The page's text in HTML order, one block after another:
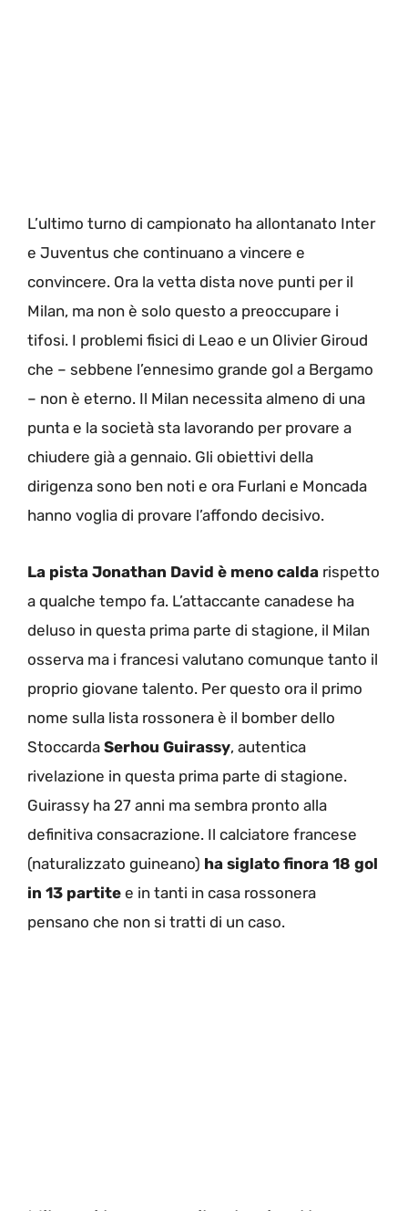
L’ultimo turno di campionato ha allontanato Inter
e Juventus che continuano a vincere e
convincere. Ora la vetta dista nove punti per il
Milan, ma non è solo questo a preoccupare i
tifosi. I problemi fisici di Leao e un Olivier Giroud
che – sebbene l’ennesimo grande gol a Bergamo
– non è eterno. Il Milan necessita almeno di una
punta e la società sta lavorando per provare a
chiudere già a gennaio. Gli obiettivi della
dirigenza sono ben noti e ora Furlani e Moncada
hanno voglia di provare l’affondo decisivo.
La pista Jonathan David è meno calda rispetto
a qualche tempo fa. L’attaccante canadese ha
deluso in questa prima parte di stagione, il Milan
osserva ma i francesi valutano comunque tanto il
proprio giovane talento. Per questo ora il primo
nome sulla lista rossonera è il bomber dello
Stoccarda Serhou Guirassy, autentica
rivelazione in questa prima parte di stagione.
Guirassy ha 27 anni ma sembra pronto alla
definitiva consacrazione. Il calciatore francese
(naturalizzato guineano) ha siglato finora 18 gol
in 13 partite e in tanti in casa rossonera
pensano che non si tratti di un caso.